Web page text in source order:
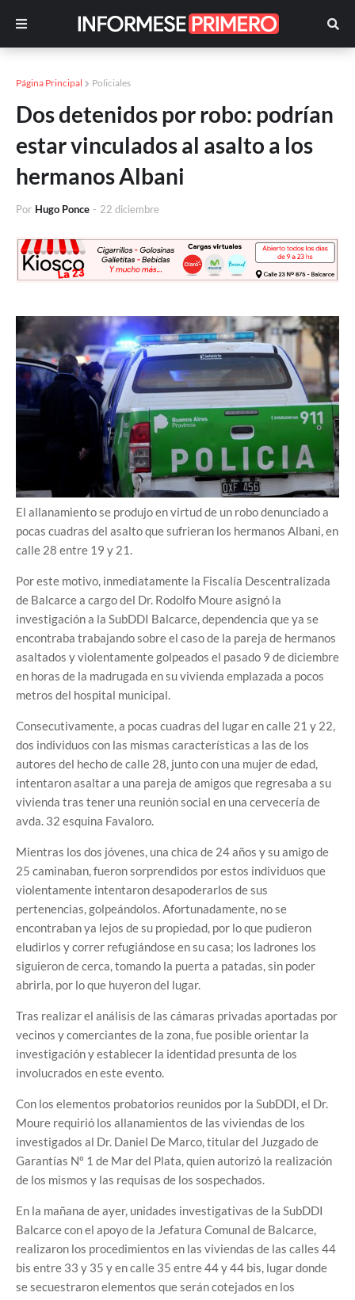
Página Principal Policiales
Dos detenidos por robo: podrían
estar vinculados al asalto a los
hermanos Albani
Por Hugo Ponce - 22 diciembre
El allanamiento se produjo en virtud de un robo denunciado a
pocas cuadras del asalto que sufrieran los hermanos Albani, en
calle 28 entre 19 y 21.
Por este motivo, inmediatamente la Fiscalía Descentralizada
de Balcarce a cargo del Dr. Rodolfo Moure asignó la
investigación a la SubDDI Balcarce, dependencia que ya se
encontraba trabajando sobre el caso de la pareja de hermanos
asaltados y violentamente golpeados el pasado 9 de diciembre
en horas de la madrugada en su vivienda emplazada a pocos
metros del hospital municipal.
Consecutivamente, a pocas cuadras del lugar en calle 21 y 22,
dos individuos con las mismas características a las de los
autores del hecho de calle 28, junto con una mujer de edad,
intentaron asaltar a una pareja de amigos que regresaba a su
vivienda tras tener una reunión social en una cervecería de
avda. 32 esquina Favaloro.
Mientras los dos jóvenes, una chica de 24 años y su amigo de
25 caminaban, fueron sorprendidos por estos individuos que
violentamente intentaron desapoderarlos de sus
pertenencias, golpeándolos. Afortunadamente, no se
encontraban ya lejos de su propiedad, por lo que pudieron
eludirlos y correr refugiándose en su casa; los ladrones los
siguieron de cerca, tomando la puerta a patadas, sin poder
abrirla, por lo que huyeron del lugar.
Tras realizar el análisis de las cámaras privadas aportadas por
vecinos y comerciantes de la zona, fue posible orientar la
investigación y establecer la identidad presunta de los
involucrados en este evento.
Con los elementos probatorios reunidos por la SubDDI, el Dr.
Moure requirió los allanamientos de las viviendas de los
investigados al Dr. Daniel De Marco, titular del Juzgado de
Garantías Nº 1 de Mar del Plata, quien autorizó la realización
de los mismos y las requisas de los sospechados.
En la mañana de ayer, unidades investigativas de la SubDDI
Balcarce con el apoyo de la Jefatura Comunal de Balcarce,
realizaron los procedimientos en las viviendas de las calles 44
bis entre 33 y 35 y en calle 35 entre 44 y 44 bis, lugar donde
se secuestraron elementos que serán cotejados en los